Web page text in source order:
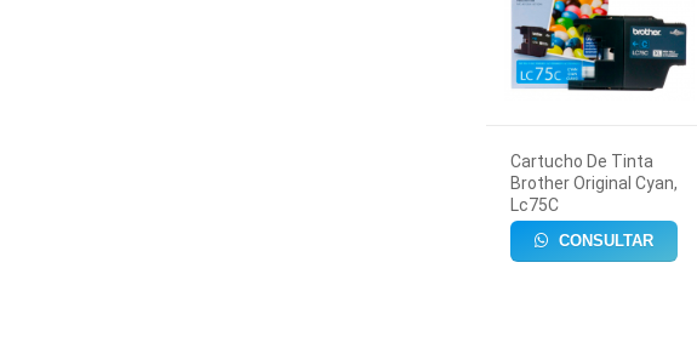
Cartucho De Tinta
Brother Original Cyan,
Lc75C
CONSULTAR